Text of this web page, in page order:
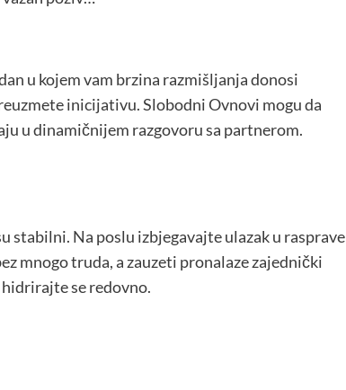
u kojem vam brzina razmišljanja donosi
inicijativu. Slobodni Ovnovi mogu da
u dinamičnijem razgovoru sa partnerom.
stabilni. Na poslu izbjegavajte ulazak u rasprave
mnogo truda, a zauzeti pronalaze zajednički
se redovno.